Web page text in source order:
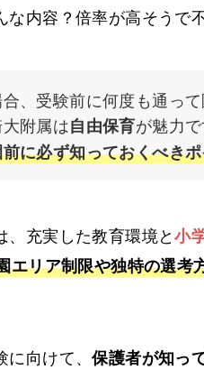
な内容？倍率が高そうで
、受験前に何度も通っ
附属は自由保育が魅力
に必ず知っておくべき
、充実した教育環境と小
エリア制限や独特の選
に向けて、保護者が知っ